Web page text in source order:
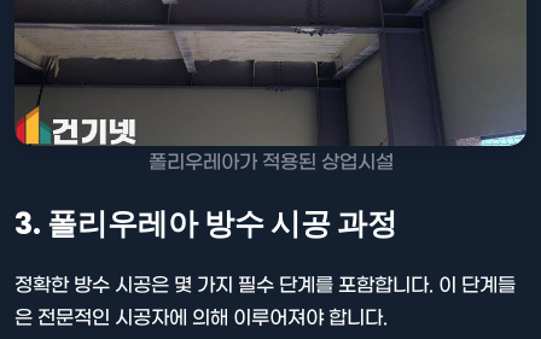
폴리우레아가 적용된 상업시설
3. 폴리우레아 방수 시공 과정
정확한 방수 시공은 몇 가지 필수 단계를 포함합니다. 이 단계들
은 전문적인 시공자에 의해 이루어져야 합니다.